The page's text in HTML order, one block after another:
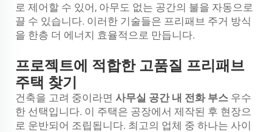
로 제어할 수 있어, 아무도 없는 공간의 불을 자동으로
끌 수 있습니다. 이러한 기술들은 프리패브 주거 방식
을 한층 더 에너지 효율적으로 만듭니다.
프로젝트에 적합한 고품질 프리패브
주택 찾기
건축을 고려 중이라면 사무실 공간 내 전화 부스 우수
한 선택입니다. 이 주택은 공장에서 제작된 후 현장으
로 운반되어 조립됩니다. 최고의 업체 중 하나는 사이